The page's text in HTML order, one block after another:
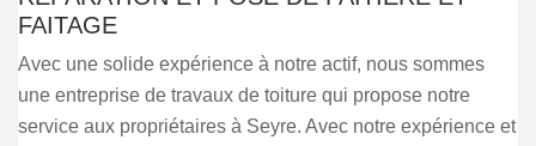
FAITAGE
Avec une solide expérience à notre actif, nous sommes
une entreprise de travaux de toiture qui propose notre
service aux propriétaires à Seyre. Avec notre expérience et